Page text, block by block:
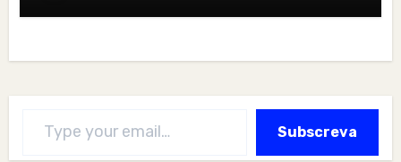
Subscreva